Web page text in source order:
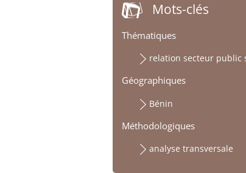
Mots-clés
Thématiques
relation secteur public
Géographiques
Bénin
Méthodologiques
analyse transversale